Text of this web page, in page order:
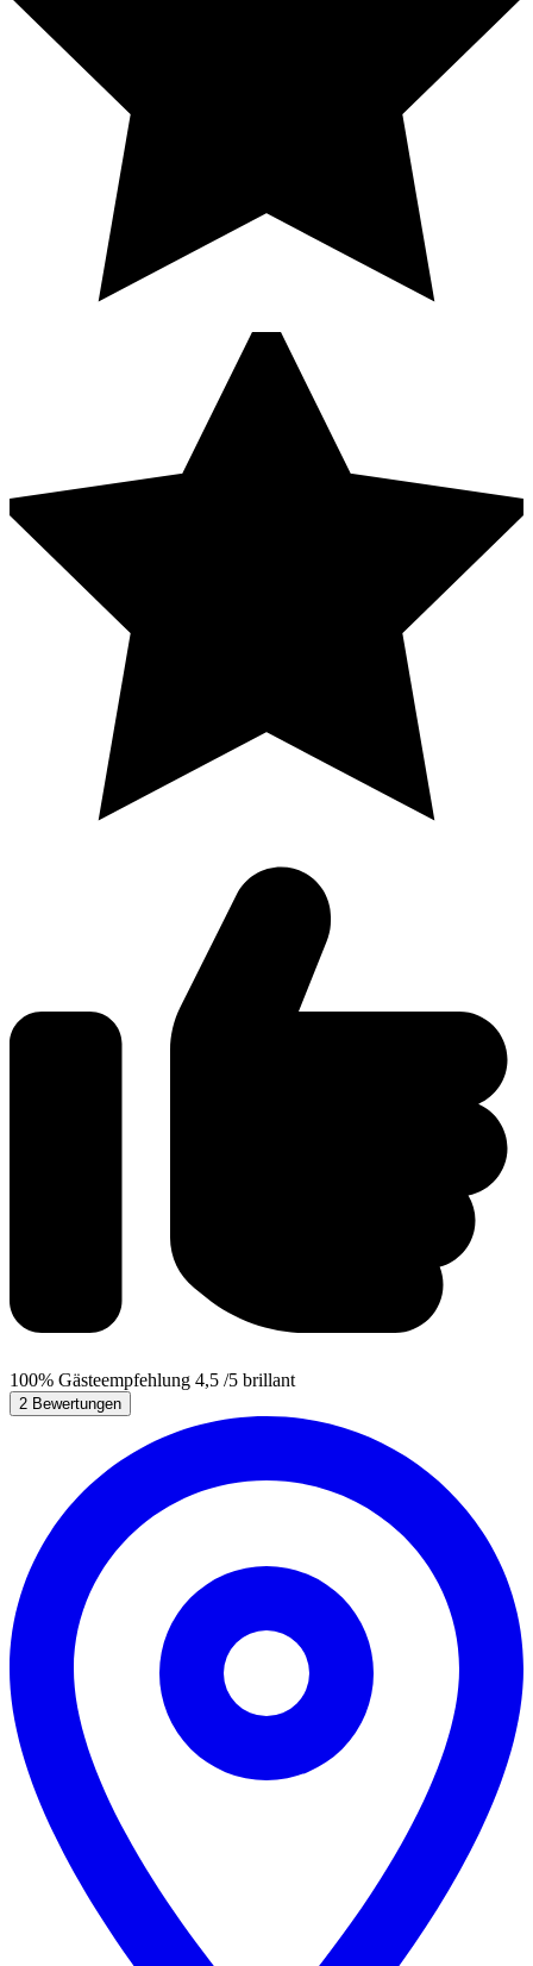
100% Gästeempfehlung 4,5 /5 brillant
2 Bewertungen